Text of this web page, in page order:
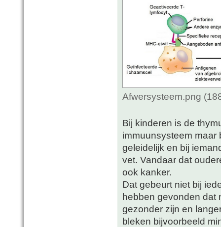
Afwersysteem.png
Bij kinderen is de
immuunsysteem maar
geleidelijk en bij
vet. Vandaar dat
ook kanker.
Dat gebeurt niet bij
hebben gevonden dat
gezonder zijn en
bleken bijvoorbeeld